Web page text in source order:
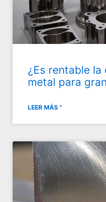
¿Es rentable
metal para
LEER MÁS "